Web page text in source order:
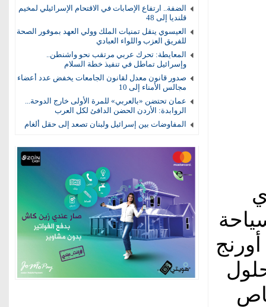
الضفة.. ارتفاع الإصابات في الاقتحام الإسرائيلي لمخيم
قلنديا إلى 48
العيسوي ينقل تمنيات الملك وولي العهد بموفور الصحة
للفريق العزب واللواء العبادي
المعايطة: تحرك عربي مرتقب نحو واشنطن..
وإسرائيل تماطل في تنفيذ خطة السلام
صدور قانون معدل لقانون الجامعات يخفض عدد أعضاء
مجالس الأمناء إلى 10
عمان تحتضن «بالعربي» للمرة الأولى خارج الدوحة...
الروابدة: الأردن الحضن الدافئ لكل العرب
المفاوضات بين إسرائيل ولبنان تصعد إلى حقل ألغام